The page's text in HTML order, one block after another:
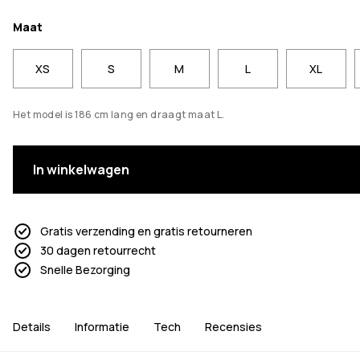
Maat
XS S M L XL
Het model is 186 cm lang en draagt maat L.
In winkelwagen
Gratis verzending en gratis retourneren
30 dagen retourrecht
Snelle Bezorging
Details Informatie Tech Recensies